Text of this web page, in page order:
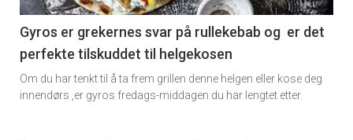
11
Dagens
rett
Gyros er grekernes svar på rullekebab og er det
perfekte tilskuddet til helgekosen
Om du har tenkt til å ta frem grillen denne helgen eller kose deg
innendørs ,er gyros fredags-middagen du har lengtet etter.